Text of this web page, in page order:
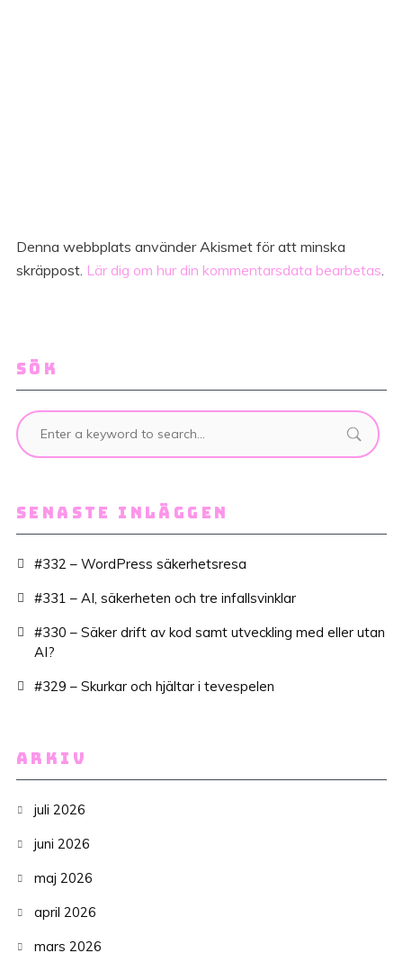
Denna webbplats använder Akismet för att minska
skräppost. Lär dig om hur din kommentarsdata bearbetas.
SÖK
SENASTE INLÄGGEN
#332 – WordPress säkerhetsresa
#331 – AI, säkerheten och tre infallsvinklar
#330 – Säker drift av kod samt utveckling med eller utan
AI?
#329 – Skurkar och hjältar i tevespelen
ARKIV
juli 2026
juni 2026
maj 2026
april 2026
mars 2026